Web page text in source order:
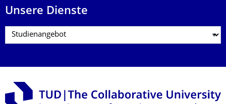
Unsere Dienste